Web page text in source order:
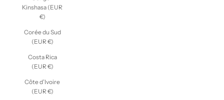
Kinshasa (EUR
€)
Corée du Sud
(EUR €)
Costa Rica
(EUR €)
Côte d’Ivoire
(EUR €)